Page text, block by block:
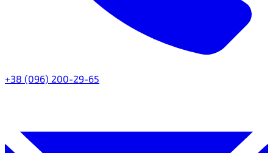
+38 (096) 200-29-65